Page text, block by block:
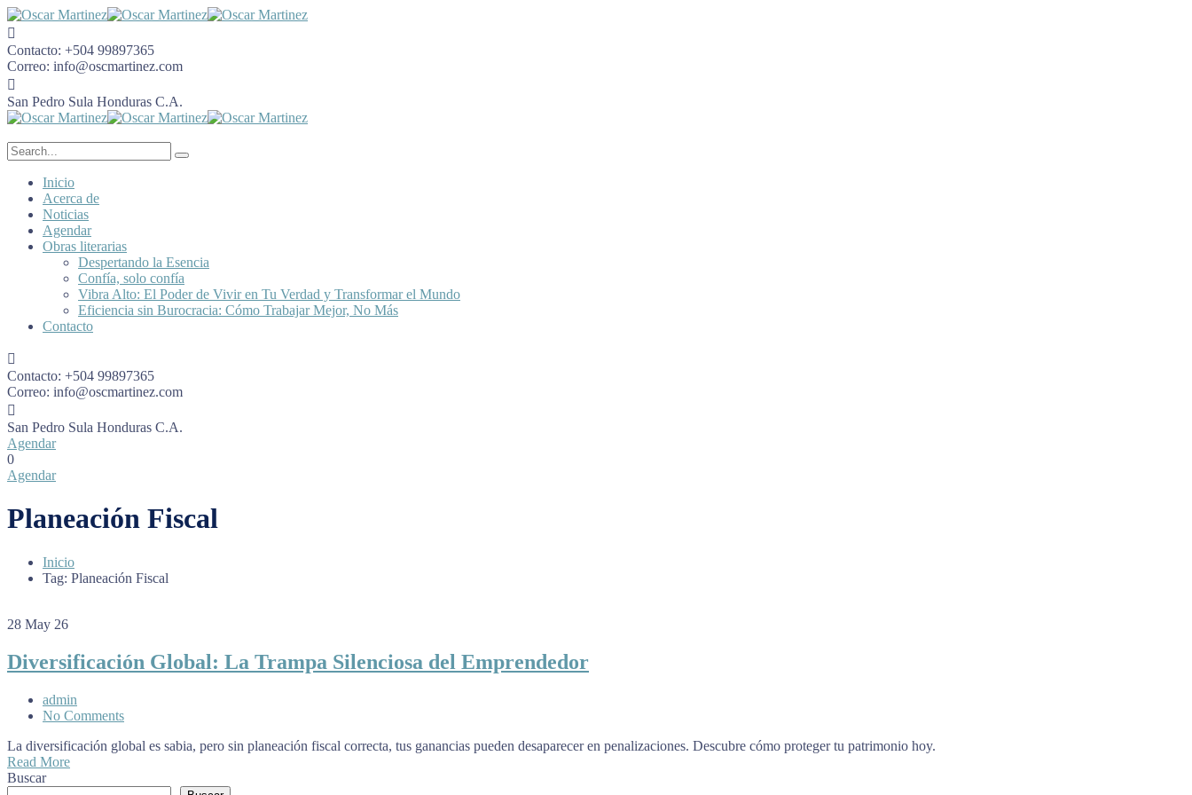
Contacto: +504 99897365
Correo: info@oscmartinez.com
San Pedro Sula Honduras C.A.
Inicio
Acerca de
Noticias
Agendar
Obras literarias
Despertando la Esencia
Confía, solo confía
Vibra Alto: El Poder de Vivir en Tu Verdad y Transformar el Mundo
Eficiencia sin Burocracia: Cómo Trabajar Mejor, No Más
Contacto
Contacto: +504 99897365
Correo: info@oscmartinez.com
San Pedro Sula Honduras C.A.
Agendar
0
Agendar
Planeación Fiscal
Inicio
Tag: Planeación Fiscal
28 May 26
Diversificación Global: La Trampa Silenciosa del Emprendedor
admin
No Comments
La diversificación global es sabia, pero sin planeación fiscal correcta, tus ganancias pueden desaparecer en penalizaciones. Descubre cómo proteger tu patrimonio hoy.
Read More
Buscar